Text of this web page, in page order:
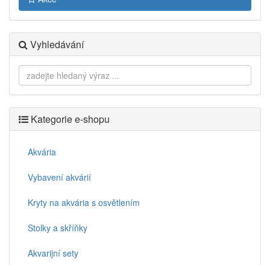
Vyhledávání
Kategorie e-shopu
Akvária
Vybavení akvárií
Kryty na akvária s osvětlením
Stolky a skříňky
Akvarijní sety